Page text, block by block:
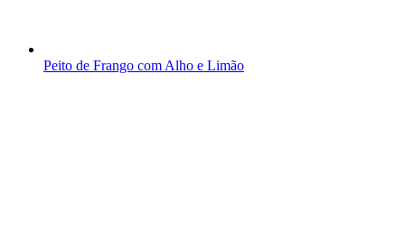
Peito de Frango com Alho e Limão